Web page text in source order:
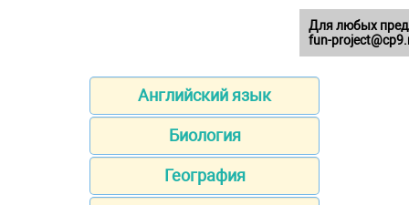
Английский язык
Биология
География
Для любых
fun-